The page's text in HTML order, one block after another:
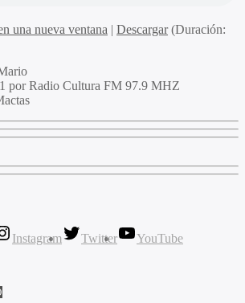
una nueva ventana | Descargar(Duración:
por Radio Cultura FM 97.9 MHZ
Instagram Twitter
YouTube